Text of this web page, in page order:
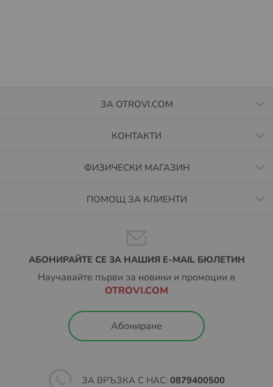
ЗА OTROVI.COM
КОНТАКТИ
ФИЗИЧЕСКИ МАГАЗИН
ПОМОЩ ЗА КЛИЕНТИ
АБОНИРАЙТЕ СЕ ЗА НАШИЯ E-MAIL БЮЛЕТИН
Научавайте първи за новини и промоции в
OTROVI.COM
Абониране
ЗА ВРЪЗКА С НАС: 0879400500